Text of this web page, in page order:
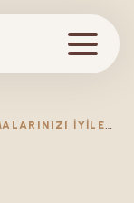
Ç
OCUKLUK TRAVMALARINIZI İYILEŞTIRMENIN 5 YOLU